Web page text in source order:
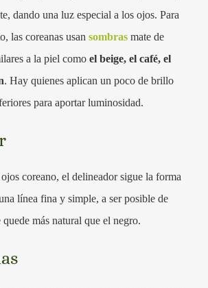
dando una luz especial a los ojos. Para
las coreanas usan sombras mate de
a la piel comoel beige, el café, el
. Hay quienes aplican un poco de brillo
para aportar luminosidad.
coreano, el delineador sigue la forma
línea fina y simple, a ser posible de
más natural que el negro.